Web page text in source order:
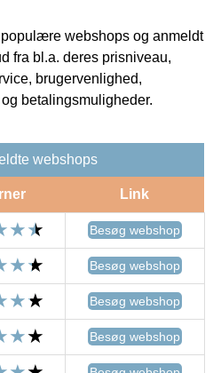
webshops og anmeldt
fra bl.a. deres prisniveau,
brugervenlighed,
betalingsmuligheder.
webshops
Link
Besøg webshop
Besøg webshop
Besøg webshop
Besøg webshop